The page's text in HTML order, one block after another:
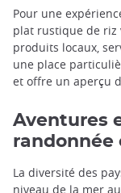
Pour une
plat rustique de riz
produits locaux,
une place
et offre un aperçu
Aventures
La diversité des
niveau de la mer